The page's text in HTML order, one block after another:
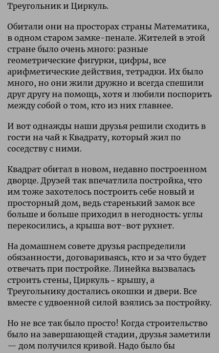
Треугольник и Циркуль.
Обитали они на просторах страны Математика,
в одном старом замке-пенале. Жителей в этой
стране было очень много: разные
геометрические фигурки, цифры, все
арифметические действия, тетрадки. Их было
много, но они жили дружно и всегда спешили
друг другу на помощь, хотя и любили поспорить
между собой о том, кто из них главнее.
И вот однажды наши друзья решили сходить в
гости на чай к Квадрату, который жил по
соседству с ними.
Квадрат обитал в новом, недавно построенном
дворце. Друзей так впечатлила постройка, что
им тоже захотелось построить себе новый и
просторный дом, ведь старенький замок все
больше и больше приходил в негодность: углы
перекосились, а крыша вот-вот рухнет.
На домашнем совете друзья распределили
обязанности, договариваясь, кто и за что будет
отвечать при постройке. Линейка вызвалась
строить стены, Циркуль – крышу, а
Треугольнику достались окошки и двери. Все
вместе с удвоенной силой взялись за постройку.
Но не все так было просто! Когда строительство
было на завершающей стадии, друзья заметили
— дом получился кривой. Надо было бы